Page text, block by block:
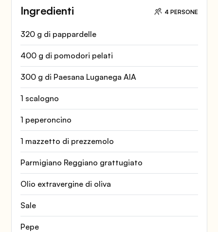
Ingredienti 4 PERSONE
320 g di pappardelle
400 g di pomodori pelati
300 g di Paesana Luganega AIA
1 scalogno
1 peperoncino
1 mazzetto di prezzemolo
Parmigiano Reggiano grattugiato
Olio extravergine di oliva
Sale
Pepe